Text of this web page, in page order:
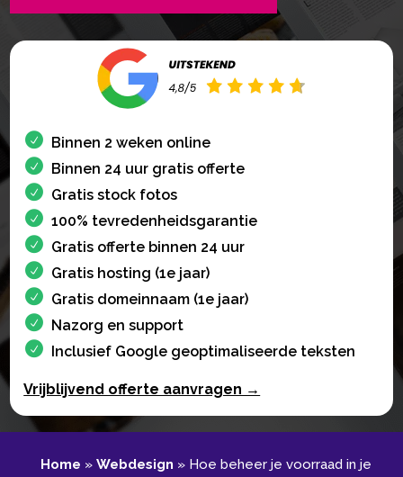
Binnen 2 weken online
Binnen 24 uur gratis offerte
Gratis stock fotos
100% tevredenheidsgarantie
Gratis offerte binnen 24 uur
Gratis hosting (1e jaar)
Gratis domeinnaam (1e jaar)
Nazorg en support
Inclusief Google geoptimaliseerde teksten
Vrijblijvend offerte aanvragen →
Home » Webdesign » Hoe beheer je voorraad in je